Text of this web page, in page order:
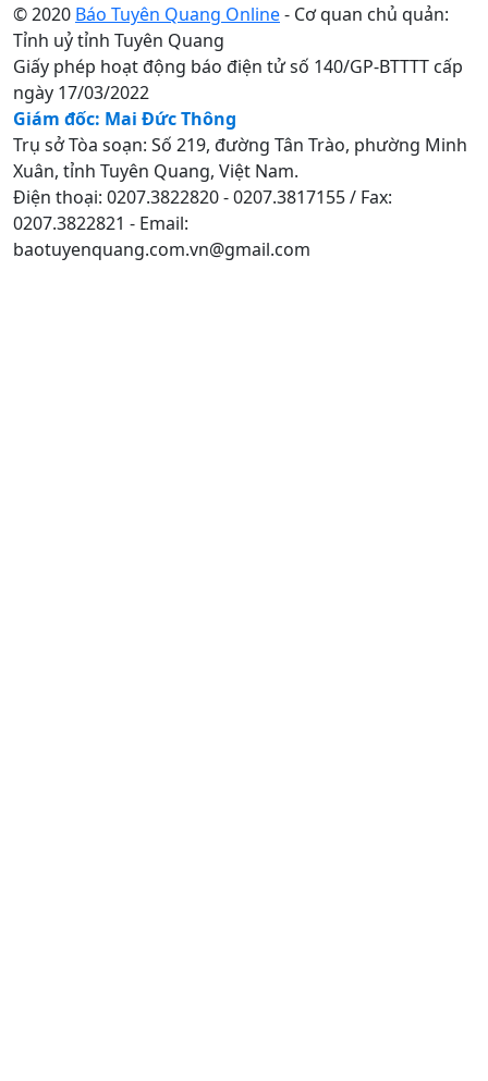
© 2020 Báo Tuyên Quang Online- Cơ quan chủ quản:
Tỉnh uỷ tỉnh Tuyên Quang
Giấy phép hoạt động báo điện tử số 140/GP-BTTTT cấp
ngày 17/03/2022
Giám đốc: Mai Đức Thông
Trụ sở Tòa soạn: Số 219, đường Tân Trào, phường Minh
Xuân, tỉnh Tuyên Quang, Việt Nam.
Điện thoại: 0207.3822820 - 0207.3817155 / Fax:
0207.3822821 - Email:
baotuyenquang.com.vn@gmail.com